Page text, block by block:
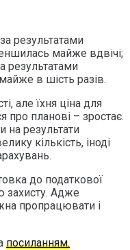
результатами
майже вдвічі;
результатами
в шість разів.
але їхня ціна для
про планові – зростає.
на результати
кількість, іноді
до податкової
захисту. Адже
пропрацювати і
посиланням.